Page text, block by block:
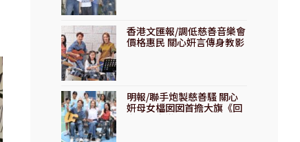
香港文匯報/調低慈善音樂會
價格惠民 關心妍言傳身教影
明報/聯手炮製慈善騷 關心
妍母女檔囡囡首擔大旗《回
家慈善音樂會》